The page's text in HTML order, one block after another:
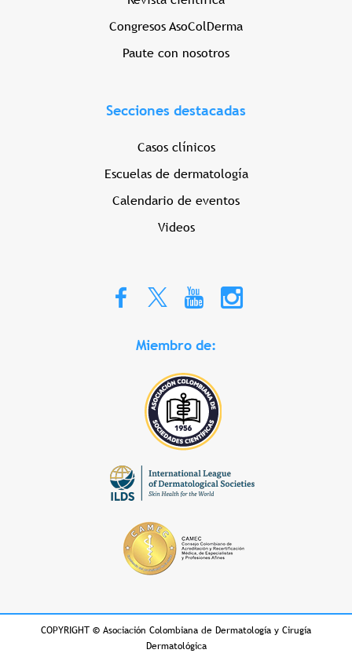
Congresos AsoColDerma
Paute con nosotros
Secciones destacadas
Casos clínicos
Escuelas de dermatología
Calendario de eventos
Videos
Miembro de:
COPYRIGHT © Asociación Colombiana de Dermatología y Cirugía
Dermatológica